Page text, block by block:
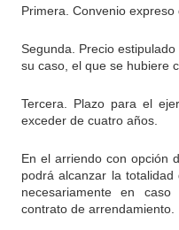
Primera. Convenio
Segunda. Precio
su caso, el que se hubiere
Tercera. Plazo para el
exceder de cuatro años.
En el arriendo con opción
podrá alcanzar la
necesariamente en
contrato de arrendamiento.